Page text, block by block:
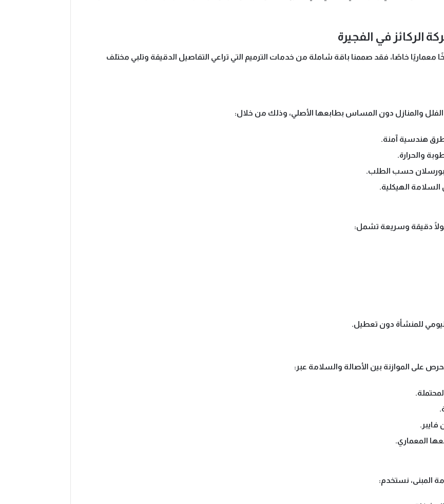
الركائز في الفجيرة
معماريًا خاصًا، فقد صممنا باقة شاملة من خدمات الترميم التي تراعي التفاصيل الدقيقة وتلبي مختلف
الفلل والمنازل دون المساس بطابعها الأصلي، وذلك من خلال:
هندسية آمنة.
والحرارة.
حسب الطلب.
السلامة الهيكلية.
دقيقة وسريعة تشمل:
للمنشأة دون تعطيل.
نحرص على الموازنة بين الأصالة والسلامة عبر:
فايبر.
المعماري.
المبنى، نستخدم: